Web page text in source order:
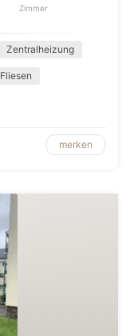
Zimmer
Zentralheizung
Fliesen
merken